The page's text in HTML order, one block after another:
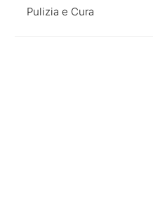
Pulizia e Cura